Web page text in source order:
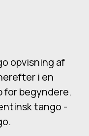
opvisning af
i en
for begyndere.
tango -